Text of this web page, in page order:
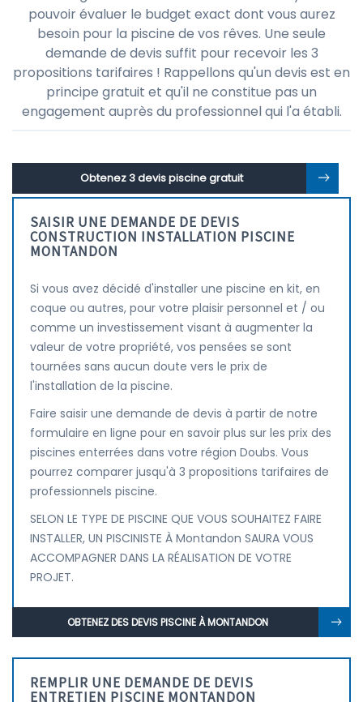
pouvoir évaluer le budget exact dont vous aurez
besoin pour la piscine de vos rêves. Une seule
demande de devis suffit pour recevoir les 3
propositions tarifaires ! Rappellons qu'un devis est en
principe gratuit et qu'il ne constitue pas un
engagement auprès du professionnel qui l'a établi.
Obtenez 3 devis piscine gratuit
SAISIR UNE DEMANDE DE DEVIS
CONSTRUCTION INSTALLATION PISCINE
MONTANDON
Si vous avez décidé d'installer une piscine en kit, en
coque ou autres, pour votre plaisir personnel et / ou
comme un investissement visant à augmenter la
valeur de votre propriété, vos pensées se sont
tournées sans aucun doute vers le prix de
l'installation de la piscine.
Faire saisir une demande de devis à partir de notre
formulaire en ligne pour en savoir plus sur les prix des
piscines enterrées dans votre région Doubs. Vous
pourrez comparer jusqu'à 3 propositions tarifaires de
professionnels piscine.
SELON LE TYPE DE PISCINE QUE VOUS SOUHAITEZ FAIRE
INSTALLER, UN PISCINISTE À Montandon SAURA VOUS
ACCOMPAGNER DANS LA RÉALISATION DE VOTRE
PROJET.
OBTENEZ DES DEVIS PISCINE À MONTANDON
REMPLIR UNE DEMANDE DE DEVIS
ENTRETIEN PISCINE MONTANDON